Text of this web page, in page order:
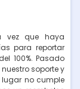
vez que haya
para reportar
100%. Pasado
soporte y
lugar no cumple